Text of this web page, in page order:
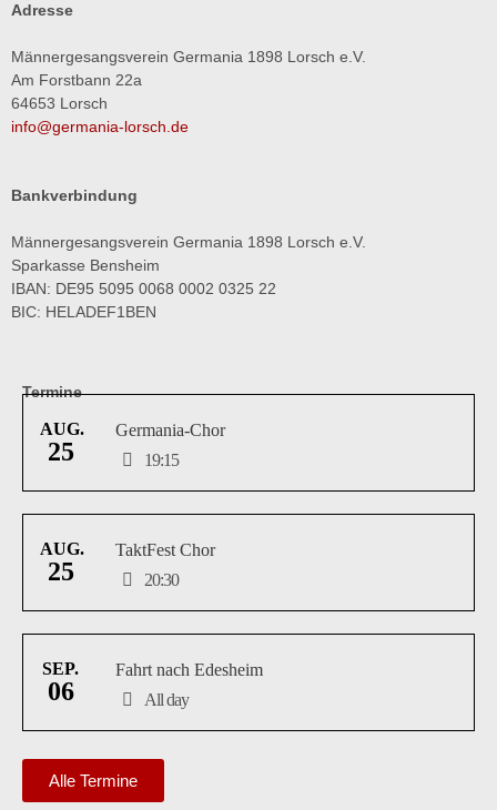
Adresse
Männergesangsverein Germania 1898 Lorsch e.V.
Am Forstbann 22a
64653 Lorsch
info@germania-lorsch.de
Bankverbindung
Männergesangsverein Germania 1898 Lorsch e.V.
Sparkasse Bensheim
IBAN: DE95 5095 0068 0002 0325 22
BIC: HELADEF1BEN
Termine
AUG.
25
Germania-Chor
19:15
AUG.
25
TaktFest Chor
20:30
SEP.
06
Fahrt nach Edesheim
All day
Alle Termine